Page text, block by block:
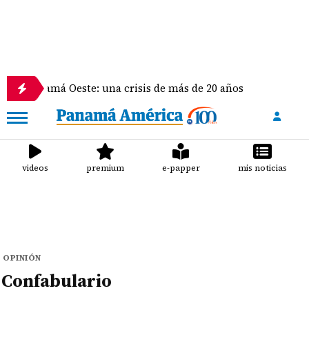
Oeste: una crisis de más de 20 años
videos premium e-papper mis noticias
OPINIÓN
Confabulario